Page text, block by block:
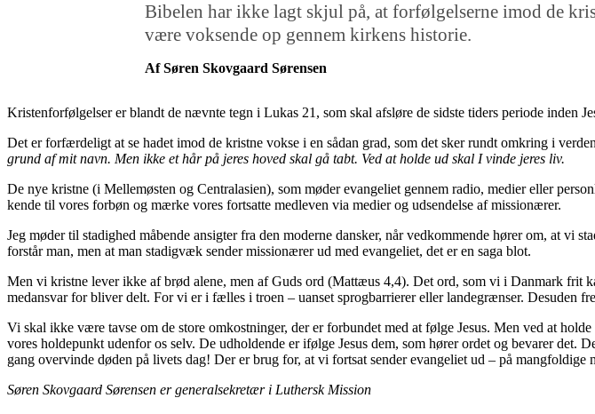
Bibelen har ikke lagt skjul på, at forfølgelserne imod de
være voksende op gennem kirkens historie.
Af Søren Skovgaard Sørensen
Kristenforfølgelser er blandt de nævnte tegn i Lukas 21, som skal afsløre de sidste tiders periode inden
Det er forfærdeligt at se hadet imod de kristne vokse i en sådan grad, som det sker rundt omkring i
grund af mit navn. Men ikke et hår på jeres hoved skal gå tabt. Ved at holde ud skal I vinde jeres liv.
De nye kristne (i Mellemøsten og Centralasien), som møder evangeliet gennem radio, medier eller
kende til vores forbøn og mærke vores fortsatte medleven via medier og udsendelse af missionærer.
Jeg møder til stadighed måbende ansigter fra den moderne dansker, når vedkommende hører om, at vi
forstår man, men at man stadigvæk sender missionærer ud med evangeliet, det eren saga blot.
Men vi kristne leverikke af brød alene, men af Guds ord (Mattæus 4,4). Det ord, som vi i Danmark frit
medansvar for bliver delt. For vi er i fælles i troen – uanset sprogbarrierer eller landegrænser. Desuden
Vi skal ikke være tavse om de store omkostninger, der er forbundet med at følge Jesus. Men ved at holde
vores holdepunkt udenfor os selv. De udholdende er ifølge Jesus dem, som hører ordet og bevarer det.
gang overvinde døden på livets dag! Derer brug for, at vi fortsat senderevangeliet ud – på mangfoldige
Søren Skovgaard Sørensen er generalsekretær i Luthersk Mission